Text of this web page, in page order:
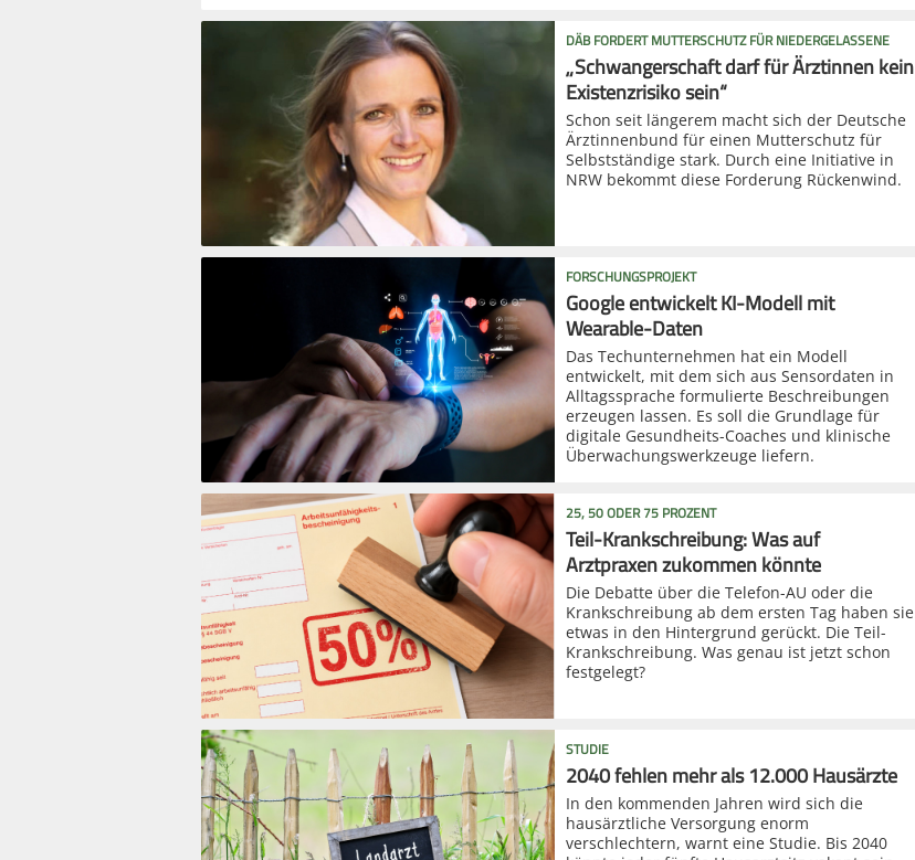
DÄB FORDERT MUTTERSCHUTZ FÜR NIEDERGELASSENE
„Schwangerschaft darf für Ärztinnen kein
Existenzrisiko sein“
Schon seit längerem macht sich der Deutsche
Ärztinnenbund für einen Mutterschutz für
Selbstständige stark. Durch eine Initiative in
NRW bekommt diese Forderung Rückenwind.
FORSCHUNGSPROJEKT
Google entwickelt KI-Modell mit
Wearable-Daten
Das Techunternehmen hat ein Modell
entwickelt, mit dem sich aus Sensordaten in
Alltagssprache formulierte Beschreibungen
erzeugen lassen. Es soll die Grundlage für
digitale Gesundheits-Coaches und klinische
Überwachungswerkzeuge liefern.
25, 50 ODER 75 PROZENT
Teil-Krankschreibung: Was auf
Arztpraxen zukommen könnte
Die Debatte über die Telefon-AU oder die
Krankschreibung ab dem ersten Tag haben sie
etwas in den Hintergrund gerückt. Die Teil-
Krankschreibung. Was genau ist jetzt schon
festgelegt?
STUDIE
2040 fehlen mehr als 12.000 Hausärzte
In den kommenden Jahren wird sich die
hausärztliche Versorgung enorm
verschlechtern, warnt eine Studie. Bis 2040